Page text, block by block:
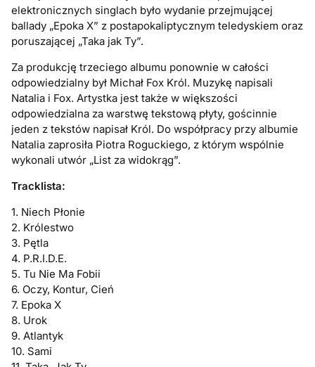
elektronicznych singlach było wydanie przejmującej
ballady „Epoka X” z postapokaliptycznym teledyskiem oraz
poruszającej „Taka jak Ty”.
Za produkcję trzeciego albumu ponownie w całości
odpowiedzialny był Michał Fox Król. Muzykę napisali
Natalia i Fox. Artystka jest także w większości
odpowiedzialna za warstwę tekstową płyty, gościnnie
jeden z tekstów napisał Król. Do współpracy przy albumie
Natalia zaprosiła Piotra Roguckiego, z którym wspólnie
wykonali utwór „List za widokrąg”.
Tracklista:
1. Niech Płonie
2. Królestwo
3. Pętla
4. P.R.I.D.E.
5. Tu Nie Ma Fobii
6. Oczy, Kontur, Cień
7. Epoka X
8. Urok
9. Atlantyk
10. Sami